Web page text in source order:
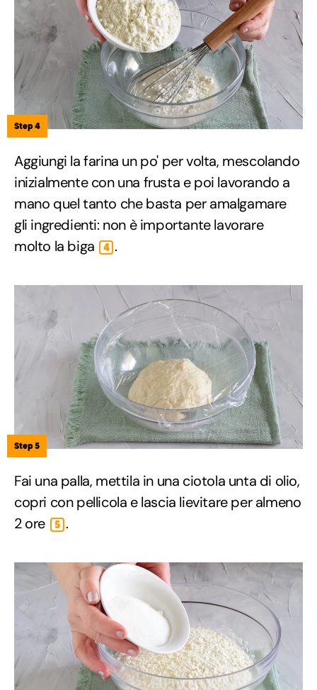
Step 4
Aggiungi la farina un po' per volta, mescolando
inizialmente con una frusta e poi lavorando a
mano quel tanto che basta per amalgamare
gli ingredienti: non è importante lavorare
molto la biga
4 .
Step 5
Fai una palla, mettila in una ciotola unta di olio,
copri con pellicola e lascia lievitare per almeno
2 ore
5 .